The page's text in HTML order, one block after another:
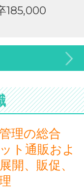
185,000
管理の総合
ト通販およ
開、販促、